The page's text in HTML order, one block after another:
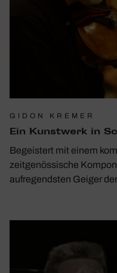
GIDON KREMER
Ein Kunst­werk in
Begeistert mit einem
zeitgenössische
aufregendsten Geiger